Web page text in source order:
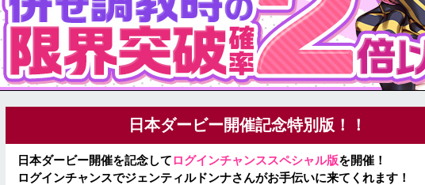
日本ダービー開催記念特別版！！
日本ダービー開催を記念してログインチャンススペシャル版を開催！
ログインチャンスでジェンティルドンナさんがお手伝いに来てくれます！